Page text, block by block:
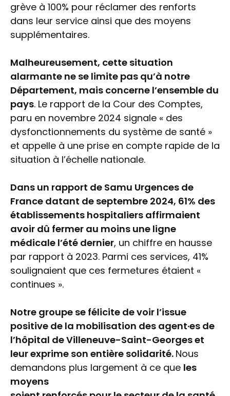
grève à 100% pour réclamer des renforts
dans leur service ainsi que des moyens
supplémentaires.
Malheureusement, cette situation
alarmante ne se limite pas qu’à notre
Département, mais concerne l’ensemble du
pays. Le rapport de la Cour des Comptes,
paru en novembre 2024 signale « des
dysfonctionnements du système de santé »
et appelle à une prise en compte rapide de la
situation à l’échelle nationale.
Dans un rapport de Samu Urgences de
France datant de septembre 2024, 61% des
établissements hospitaliers affirmaient
avoir dû fermer au moins une ligne
médicale l’été dernier, un chiffre en hausse
par rapport à 2023. Parmi ces services, 41%
soulignaient que ces fermetures étaient «
continues ».
Notre groupe se félicite de voir l’issue
positive de la mobilisation des agent·es de
l’hôpital de Villeneuve-Saint-Georges et
leur exprime son entière solidarité. Nous
demandons plus largement à ce que les
moyens